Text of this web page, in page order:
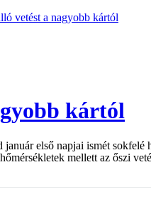
vetést a nagyobb kártól
kártól
első napjai ismét
mellett az őszi